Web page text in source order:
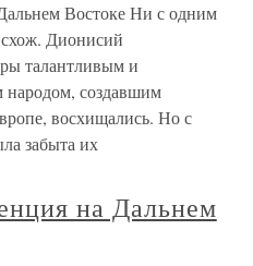
Востоке Ни с одним
Дионисий
талантливым и
народом, создавшим
восхищались. Но с
забыта их
на Дальнем